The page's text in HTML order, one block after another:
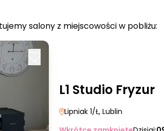
salony z miejscowości w pobliżu:
L1 Studio Fryzur
Lipniak 1/Ł, Lublin